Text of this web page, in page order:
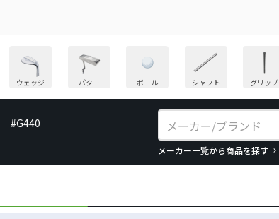
ウェッジ パター ボール シャフト グリップ
#G440
メーカー一覧から商品を探す